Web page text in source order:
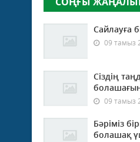
Сайлауға
09 тамыз
Сіздің
09 тамыз
Бәріміз
болашақ